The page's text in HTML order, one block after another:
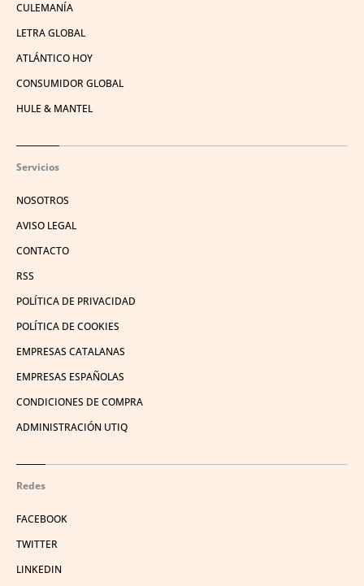
CULEMANÍA
LETRA GLOBAL
ATLÁNTICO HOY
CONSUMIDOR GLOBAL
HULE & MANTEL
Servicios
NOSOTROS
AVISO LEGAL
CONTACTO
RSS
POLÍTICA DE PRIVACIDAD
POLÍTICA DE COOKIES
EMPRESAS CATALANAS
EMPRESAS ESPAÑOLAS
CONDICIONES DE COMPRA
ADMINISTRACIÓN UTIQ
Redes
FACEBOOK
TWITTER
LINKEDIN